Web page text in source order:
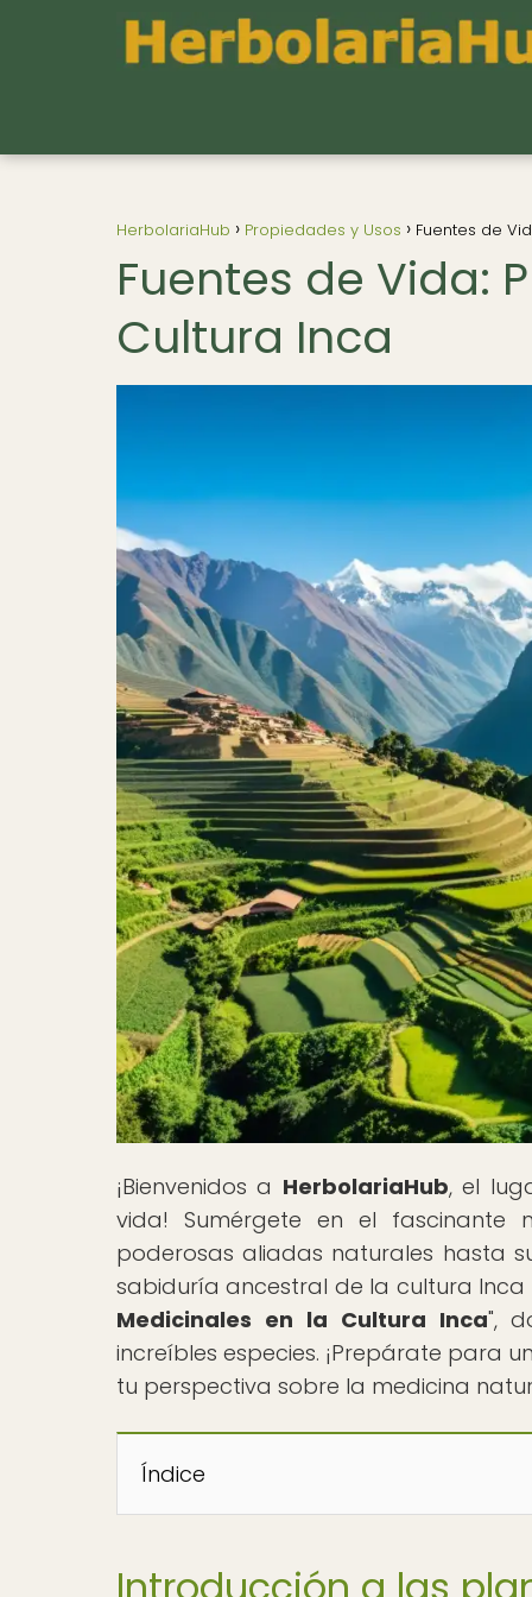
HerbolariaHub Propiedades y Usos Fuentes de
Fuentes de Vida:
Cultura Inca
¡Bienvenidos a HerbolariaHub, el
vida! Sumérgete en el
poderosas aliadas naturales hasta
sabiduría ancestral de la cultura
Medicinales en la Cultura Inca",
increíbles especies. ¡Prepárate para
tu perspectiva sobre la medicina
Índice